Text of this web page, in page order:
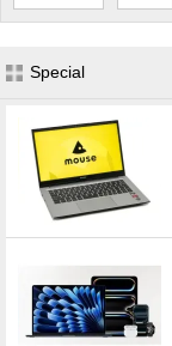
Special